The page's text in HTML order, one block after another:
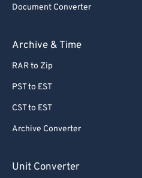
Document Converter
Archive & Time
RAR to Zip
PST to EST
CST to EST
Archive Converter
Unit Converter